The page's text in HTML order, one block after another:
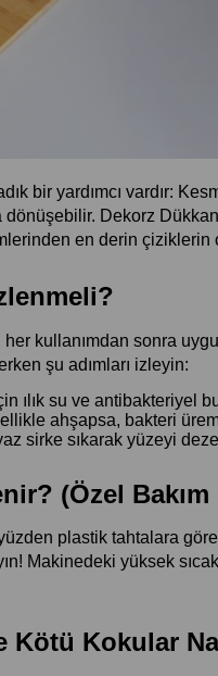
bir yardımcı vardır:
Dekorz Dükkan
en derin çiziklerin
kullanımdan sonra
şu adımları izleyin:
ılık su ve antibakteriyel
ahşapsa, bakteri
sirke sıkarak yüzeyi
(Özel Bakım
plastik tahtalara
Makinedeki yüksek
Kötü Kokular